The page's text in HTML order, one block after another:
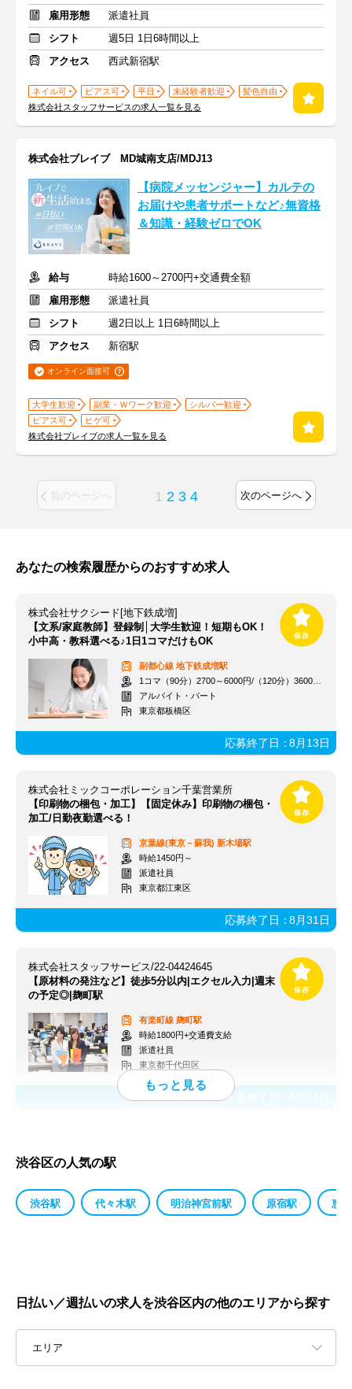
雇用形態
派遣社員
シフト
週5日 1日6時間以上
アクセス
西武新宿駅
ネイル可 ピアス可 平日 未経験者歓迎
髪色自由
株式会社スタッフサービスの求人一覧を見る
株式会社ブレイブ MD城南支店/MDJ13
【病院メッセンジャー】カルテの
お届けや患者サポートなど♪無資格
＆知識・経験ゼロでOK
給与
時給1600～2700円+交通費全額
雇用形態
派遣社員
シフト
週2日以上 1日6時間以上
アクセス
新宿駅
オンライン面接可
大学生歓迎 副業・Ｗワーク歓迎
シルバー歓迎
ピアス可
ヒゲ可
株式会社ブレイブの求人一覧を見る
前のページへ 1 2 3 4 次のページへ
あなたの検索履歴からのおすすめ求人
株式会社サクシード[地下鉄成増]
【文系/家庭教師】登録制│大学生歓迎！短期もOK！
小中高・教科選べる♪1日1コマだけもOK
副都心線 地下鉄成増駅
1コマ（90分）2700～6000円/（120分）3600～1万2000円 +交通費
アルバイト・パート
東京都板橋区
応募終了日：8月13日
株式会社ミックコーポレーション千葉営業所
【印刷物の梱包・加工】【固定休み】印刷物の梱包・
加工/日勤夜勤選べる！
京葉線(東京－蘇我) 新木場駅
時給1450円～
派遣社員
東京都江東区
応募終了日：8月31日
株式会社スタッフサービス/22-04424645
【原材料の発注など】徒歩5分以内|エクセル入力|週末
の予定◎|麹町駅
有楽町線 麹町駅
時給1800円+交通費支給
派遣社員
東京都千代田区
応募終了日：
渋谷区の人気の駅
渋谷駅 代々木駅 明治神宮前駅 原宿駅 恵
日払い／週払いの求人を渋谷区内の他のエリアから探す
エリア